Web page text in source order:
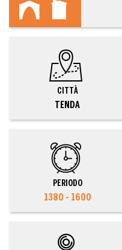
CITTÀ
TENDA
PERIODO
1380 - 1600